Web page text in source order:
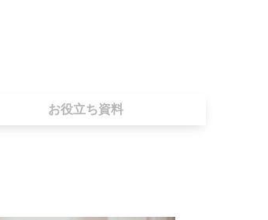
お役立ち資料